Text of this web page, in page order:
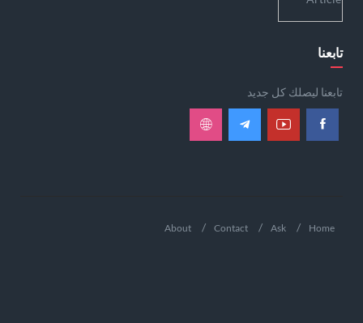
تابعنا
تابعنا ليصلك كل جديد
Home
Ask
Contact
About